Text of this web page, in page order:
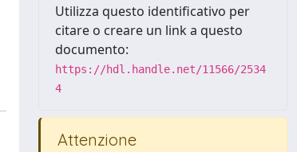
Utilizza questo identificativo per
citare o creare un link a questo
documento:
https://hdl.handle.net/11566/2534
4
Attenzione